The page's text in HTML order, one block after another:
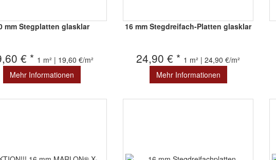
mm Stegplatten glasklar
€ * 1 m² | 19,60 €/m²
Mehr Informationen
16 mm Stegdreifach-Platten glasklar
24,90 € * 1 m² | 24,90 €/m²
Mehr Informationen